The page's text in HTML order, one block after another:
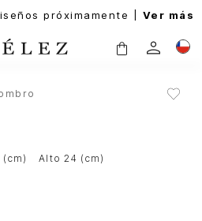
próximamente | Ver más
(cm) alto 24 (cm)